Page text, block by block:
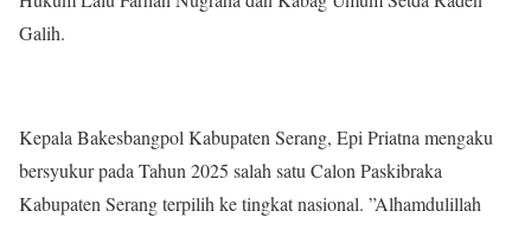
Galih.
Kepala Bakesbangpol Kabupaten Serang, Epi Priatna mengaku
bersyukur pada Tahun 2025 salah satu Calon Paskibraka
Kabupaten Serang terpilih ke tingkat nasional. ”Alhamdulillah